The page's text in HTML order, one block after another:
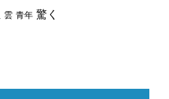
雲 青年 驚く